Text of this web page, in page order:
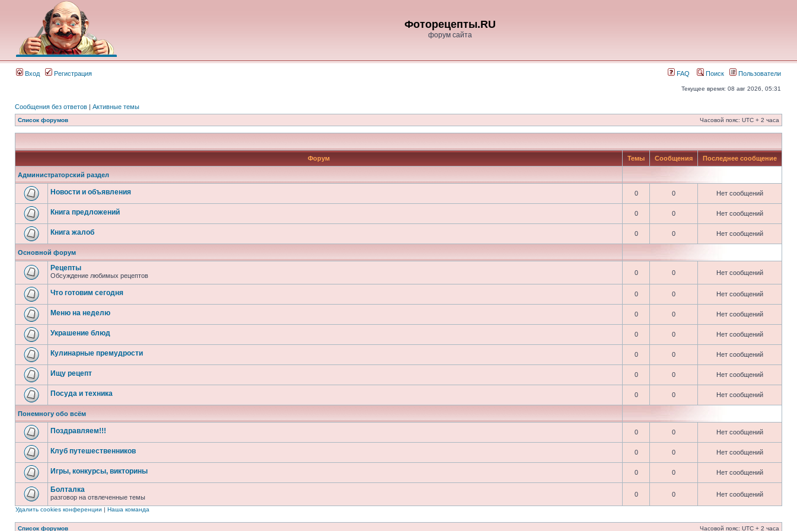
Фоторецепты.RU
форум сайта
Вход Регистрация FAQ Поиск Пользователи
Текущее время: 08 авг 2026, 05:31
Сообщения без ответов | Активные темы
Список форумов Часовой пояс: UTC + 2 часа
Форум Темы Сообщения Последнее сообщение
Администраторский раздел
Новости и объявления 0 0 Нет сообщений
Книга предложений 0 0 Нет сообщений
Книга жалоб 0 0 Нет сообщений
Основной форум
Рецепты
Обсуждение любимых рецептов 0 0 Нет сообщений
Что готовим сегодня 0 0 Нет сообщений
Меню на неделю 0 0 Нет сообщений
Украшение блюд 0 0 Нет сообщений
Кулинарные премудрости 0 0 Нет сообщений
Ищу рецепт 0 0 Нет сообщений
Посуда и техника 0 0 Нет сообщений
Понемногу обо всём
Поздравляем!!! 0 0 Нет сообщений
Клуб путешественников 0 0 Нет сообщений
Игры, конкурсы, викторины 0 0 Нет сообщений
Болталка
разговор на отвлеченные темы 0 0 Нет сообщений
Удалить cookies конференции | Наша команда
Список форумов Часовой пояс: UTC + 2 часа